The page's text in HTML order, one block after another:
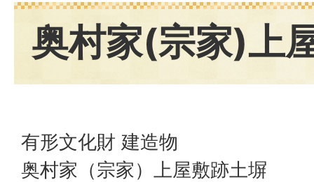
奥村家(宗家)上
有形文化財 建造物
奥村家（宗家）上屋敷跡土塀